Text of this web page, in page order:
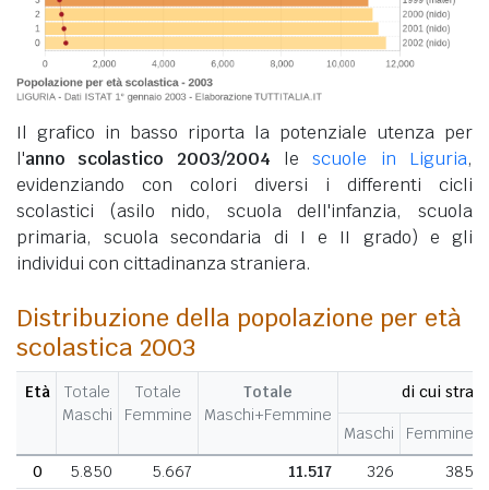
Il grafico in basso riporta la potenziale utenza per
l'anno scolastico 2003/2004 lescuole in Liguria,
evidenziando con colori diversi i differenti cicli
scolastici (asilo nido, scuola dell'infanzia, scuola
primaria, scuola secondaria di I e II grado) e gli
individui con cittadinanza straniera.
Distribuzione della popolazione per età
scolastica 2003
Età
Totale
Maschi
Totale
Femmine
Totale
Maschi+Femmine
di cui
Maschi Femmine
0
5.850 5.667 11.517 326
385